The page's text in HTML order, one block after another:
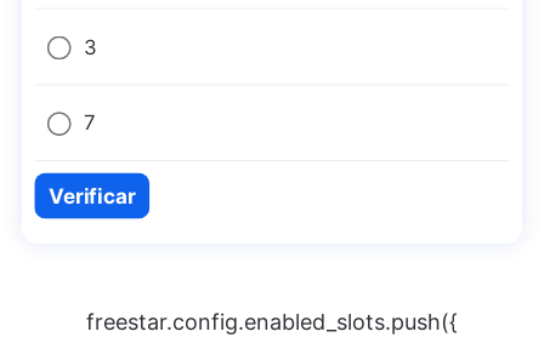
3
7
Verificar
freestar.config.enabled_slots.push({